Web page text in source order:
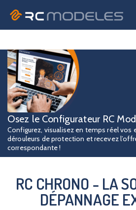
Osez le Configurateur RC
Configurez, visualisez en temps réel vos
dérouleurs de protection et recevez
correspondante !
RC CHRONO - LA
DÉPANNAGE